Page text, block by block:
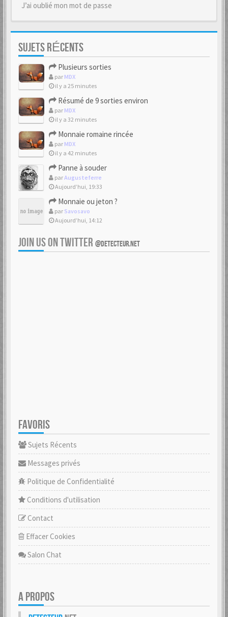
J’ai oublié mon mot de passe
SUJETS RÉCENTS
Plusieurs sorties
par MDX
il y a 25 minutes
Résumé de 9 sorties environ
par MDX
il y a 32 minutes
Monnaie romaine rincée
par MDX
il y a 42 minutes
Panne à souder
parAugusteferre
Aujourd’hui, 19:33
Monnaie ou jeton ?
par Savosavo
Aujourd’hui, 14:12
JOIN US ON TWITTER @DETECTEUR.NET
FAVORIS
Sujets Récents
Messages privés
Politique de Confidentialité
Conditions d'utilisation
Contact
Effacer Cookies
Salon Chat
A PROPOS